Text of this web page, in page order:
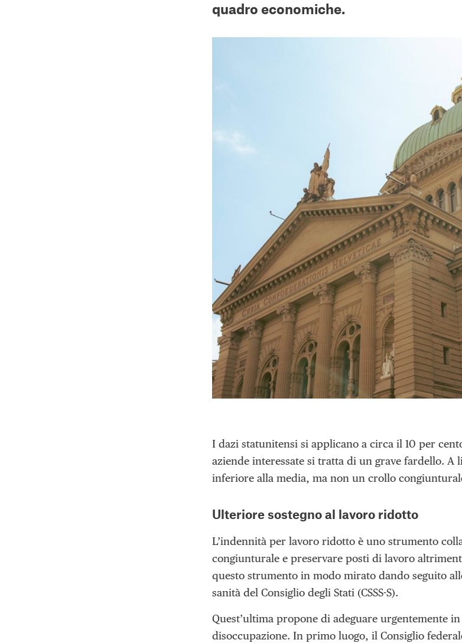
quadro economiche.
I dazi statunitensi si applicano a circa il 10 per
aziende interessate si tratta di un grave fardello.
inferiore alla media, ma non un crollo
Ulteriore sostegno al lavoro ridotto
L’indennità per lavoro ridotto è uno strumento
congiunturale e preservare posti di lavoro
questo strumento in modo mirato dando seguito
sanità del Consiglio degli Stati (CSSS-S).
Quest’ultima propone di adeguare urgentemente
disoccupazione. In primo luogo, il Consiglio